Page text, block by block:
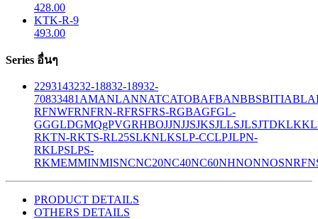
428.00
KTK-R-9
493.00
Series อื่นๆ
2293143232-18832-18932-
70833481 AMANLANNATCATOBAFBANBBSBITIABLA
RFNWFRNFRN-RFRSFRS-RGBAGFGL-
GGGLDGMQgPVGRHBOJJNJJSJKSJLLSJLSJTDKLK
RKTN-RKTS-RL25SLKNLKSLP-CCLPJLPN-
RKLPSLPS-
RKMEMMINMISNCNC20NC40NC60NHNONNOSNRF
PRODUCT DETAILS
OTHERS DETAILS